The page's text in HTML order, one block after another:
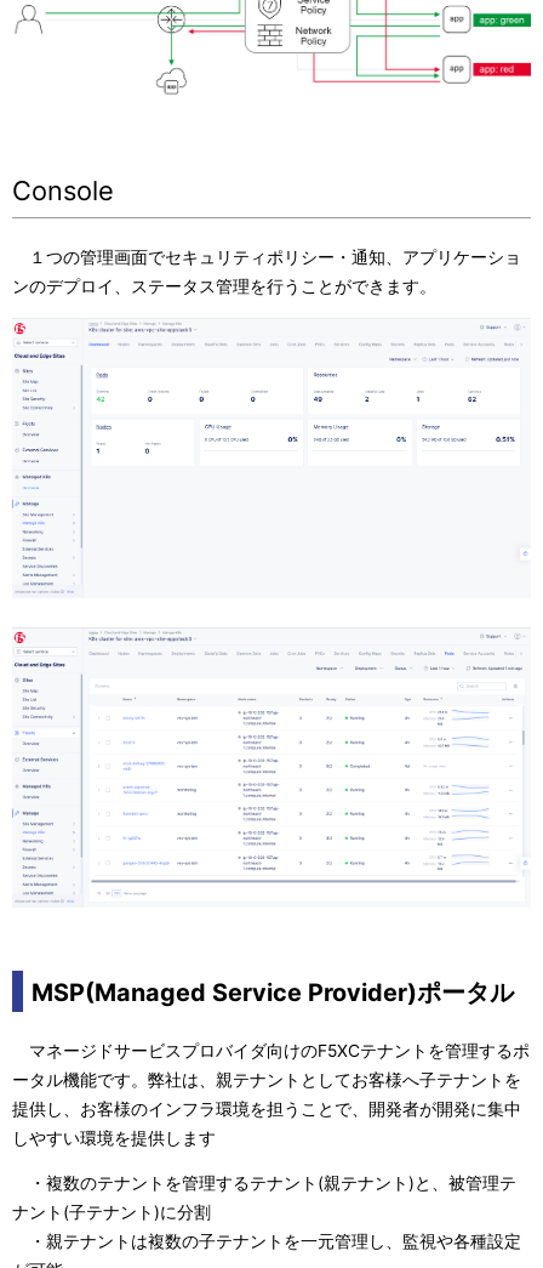
Console
１つの管理画面でセキュリティポリシー・通知、アプリケーショ
ンのデプロイ、ステータス管理を行うことができます。
MSP(Managed Service Provider)ポータル
マネージドサービスプロバイダ向けのF5XCテナントを管理するポ
ータル機能です。弊社は、親テナントとしてお客様へ子テナントを
提供し、お客様のインフラ環境を担うことで、開発者が開発に集中
しやすい環境を提供します
・複数のテナントを管理するテナント(親テナント)と、被管理テ
ナント(子テナント)に分割
・親テナントは複数の子テナントを一元管理し、監視や各種設定